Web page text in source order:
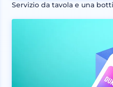
Servizio da tavola e una